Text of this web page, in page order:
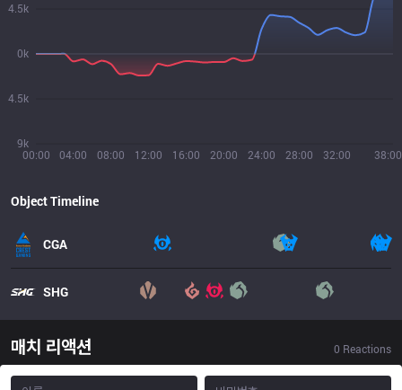
00:00 04:00 08:00 12:00 16:00 20:00 24:00 28:00 32:00 38:00
9k
4.5k
0k
4.5k
Object Timeline
CGA
SHG
매치 리액션 0 Reactions